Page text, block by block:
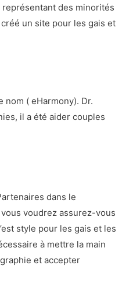
des minorités
un site pour les gais et
( eHarmony). Dr.
il a été aider couples
dans le
voudrez assurez-vous
style pour les gais et les
à mettre la main
et accepter